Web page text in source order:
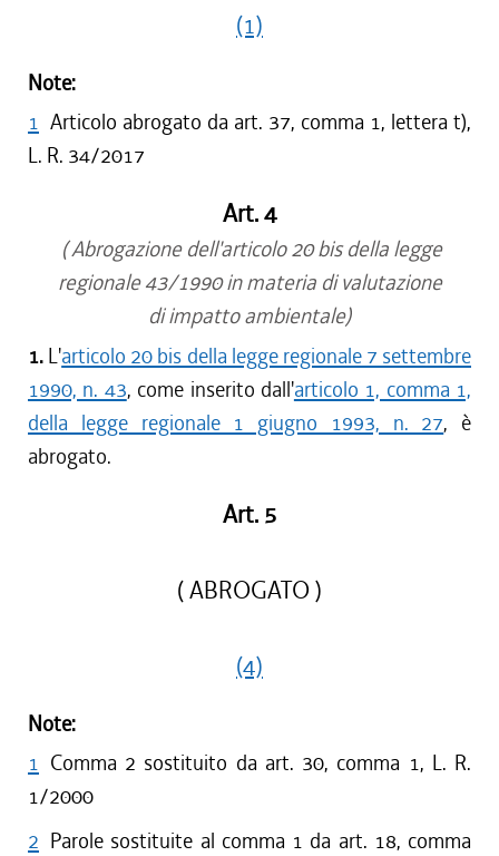
(1)
Note:
1 Articolo abrogato da art. 37, comma 1, lettera t),
L. R. 34/2017
Art. 4
( Abrogazione dell'articolo 20 bis della legge
regionale 43/1990 in materia di valutazione
di impatto ambientale)
1. L'articolo 20 bis della legge regionale 7 settembre
1990, n. 43, come inserito dall'articolo 1, comma 1,
della legge regionale 1 giugno 1993, n. 27, è
abrogato.
Art. 5
( ABROGATO )
(4)
Note:
1 Comma 2 sostituito da art. 30, comma 1, L. R.
1/2000
2 Parole sostituite al comma 1 da art. 18, comma